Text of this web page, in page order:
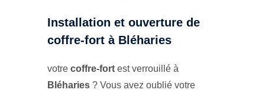
Installation et ouverture de
coffre-fort à Bléharies
votre coffre-fort est verrouillé à
Bléharies ? Vous avez oublié votre